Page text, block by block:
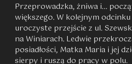
Przeprowadzka, żniwa i…
większego. W kolejnym
uroczyste przejście z ul.
na Winiarach. Ledwie
posiadłości, Matka Maria i jej
sierpy i ruszą do pracy w polu.